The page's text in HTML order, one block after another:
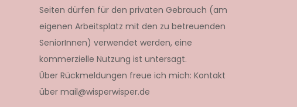
Seiten dürfen für den privaten Gebrauch (am
eigenen Arbeitsplatz mit den zu betreuenden
SeniorInnen) verwendet werden, eine
kommerzielle Nutzung ist untersagt.
Über Rückmeldungen freue ich mich: Kontakt
über mail@wisperwisper.de